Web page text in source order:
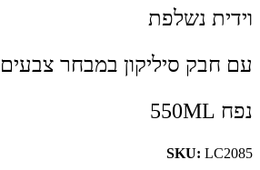
וידית נשלפת
עם חבק סיליקון במבחר צבעים
נפח 550ML
SKU: LC2085